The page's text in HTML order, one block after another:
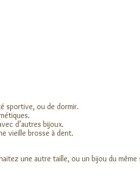
sportive, ou de dormir.
d’autres bijoux.
vieille brosse à dent.
une autre taille, ou un bijou du même